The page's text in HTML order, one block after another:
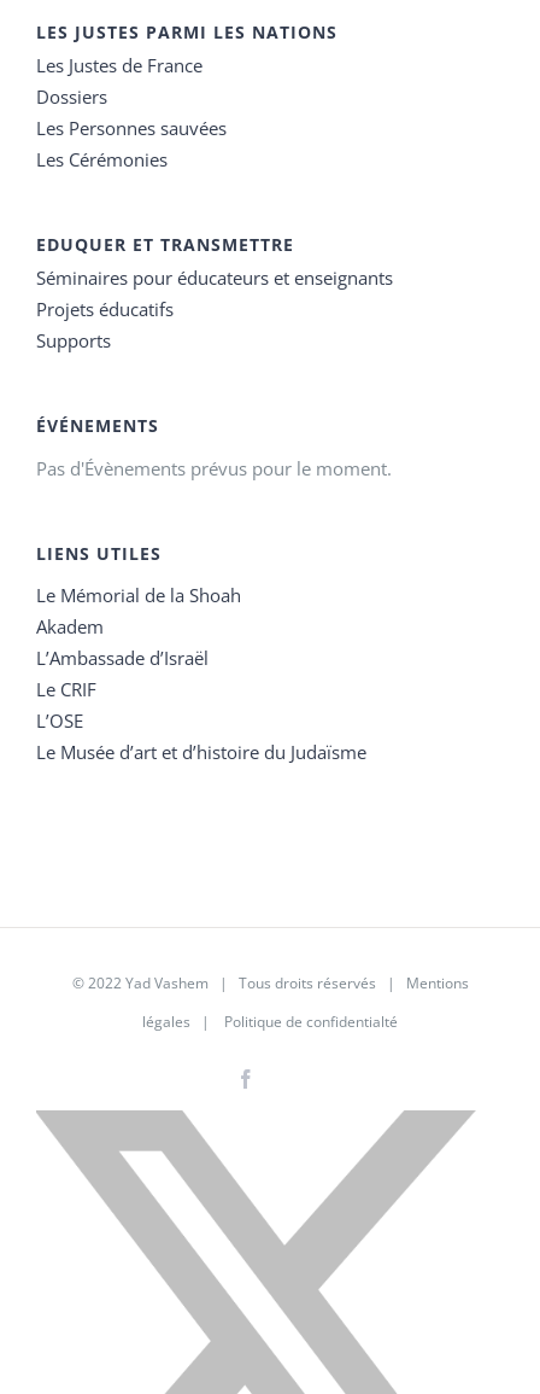
LES JUSTES PARMI LES NATIONS
Les Justes de France
Dossiers
Les Personnes sauvées
Les Cérémonies
EDUQUER ET TRANSMETTRE
Séminaires pour éducateurs et enseignants
Projets éducatifs
Supports
ÉVÉNEMENTS
Pas d'Évènements prévus pour le moment.
LIENS UTILES
Le Mémorial de la Shoah
Akadem
L’Ambassade d’Israël
Le CRIF
L’OSE
Le Musée d’art et d’histoire du Judaïsme
© 2022 Yad Vashem | Tous droits réservés | Mentions
légales | Politique de confidentialté